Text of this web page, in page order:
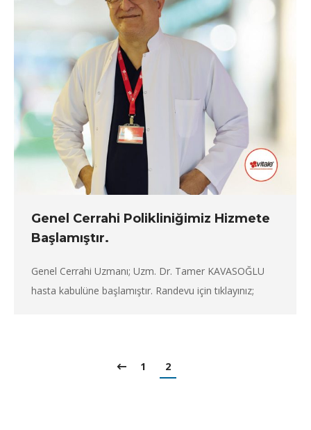
Genel Cerrahi Polikliniğimiz Hizmete
Başlamıştır.
Genel Cerrahi Uzmanı; Uzm. Dr. Tamer KAVASOĞLU
hasta kabulüne başlamıştır. Randevu için tıklayınız;
1 2